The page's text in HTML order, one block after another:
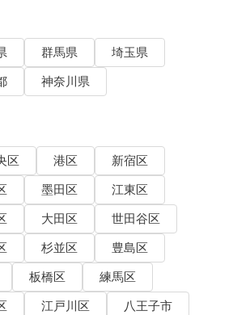
群馬県
埼玉県
神奈川県
区 港区
新宿区
墨田区
江東区
大田区
世田谷区
杉並区
豊島区
板橋区
練馬区
江戸川区
八王子市